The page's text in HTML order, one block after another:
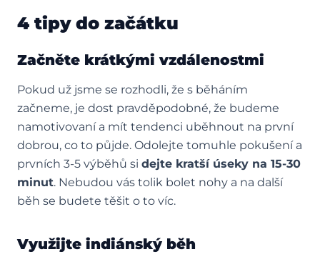
4 tipy do začátku
Začněte krátkými vzdálenostmi
Pokud už jsme se rozhodli, že s běháním
začneme, je dost pravděpodobné, že budeme
namotivovaní a mít tendenci uběhnout na první
dobrou, co to půjde. Odolejte tomuhle pokušení a
prvních 3-5 výběhů si dejte kratší úseky na 15-30
minut. Nebudou vás tolik bolet nohy a na další
běh se budete těšit o to víc.
Využijte indiánský běh